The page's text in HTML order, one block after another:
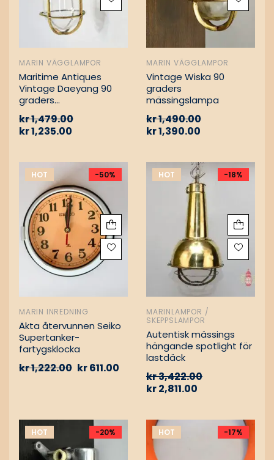
MARIN VÄGGLAMPOR
Maritime Antiques
Vintage Daeyang 90
graders
kr1,479.00
kr1,235.00
MARIN VÄGGLAMPOR
Vintage Wiska 90
graders
mässingslampa
kr1,490.00
kr1,390.00
HOT -50%
MARIN INREDNING
Äkta återvunnen Seiko
Supertanker-
fartygsklocka
kr1,222.00 kr611.00
HOT -18%
MARINLAMPOR /
SKEPPSLAMPOR
Autentisk mässings
hängande spotlight för
lastdäck
kr3,422.00
kr2,811.00
HOT -20% HOT -17%